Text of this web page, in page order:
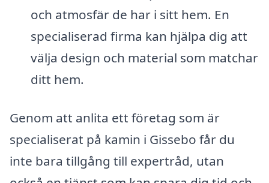
och atmosfär de har i sitt hem. En
specialiserad firma kan hjälpa dig att
välja design och material som matchar
ditt hem.
Genom att anlita ett företag som är
specialiserat på kamin i Gissebo får du
inte bara tillgång till expertråd, utan